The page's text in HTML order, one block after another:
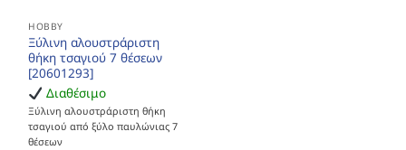
HOBBY
Ξύλινη αλουστράριστη
θήκη τσαγιού 7 θέσεων
[20601293]
Διαθέσιμο
Ξύλινη αλουστράριστη θήκη
τσαγιού από ξύλο παυλώνιας 7
θέσεων